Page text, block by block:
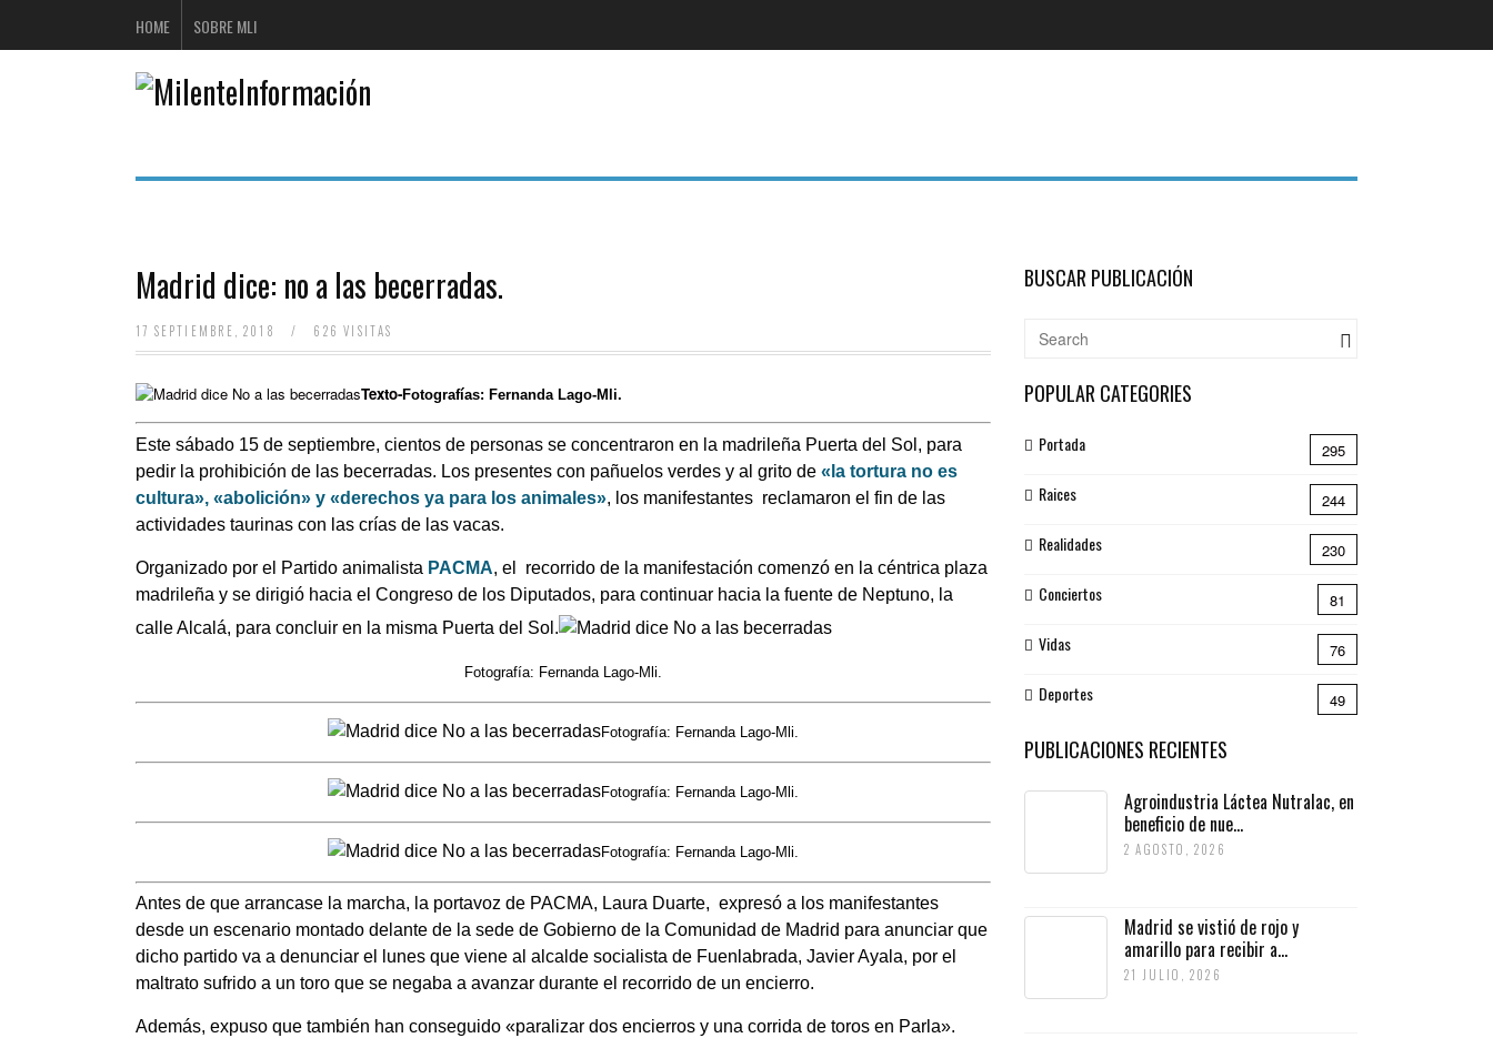
HOME SOBRE MLI
Madrid dice: no a las becerradas.
17 SEPTIEMBRE, 2018 / 626 VISITAS
Texto-Fotografías: Fernanda Lago-Mli.
Este sábado 15 de septiembre, cientos de personas se concentraron en la madrileña Puerta del Sol, para
pedir la prohibición de las becerradas. Los presentes con pañuelos verdes y al grito de «la tortura no es
cultura», «abolición» y «derechos ya para los animales», los manifestantes reclamaron el fin de las
actividades taurinas con las crías de las vacas.
Organizado por el Partido animalista PACMA, el
recorrido de la manifestación comenzó en la céntrica plaza
madrileña y se dirigió hacia el Congreso de los Diputados, para continuar hacia la fuente de Neptuno, la
calle Alcalá, para concluir en la misma Puerta del Sol.
Fotografía: Fernanda Lago-Mli.
Fotografía: Fernanda Lago-Mli.
Fotografía: Fernanda Lago-Mli.
Fotografía: Fernanda Lago-Mli.
Antes de que arrancase la marcha, la portavoz de PACMA, Laura Duarte, expresó a los manifestantes
desde un escenario montado delante de la sede de Gobierno de la Comunidad de Madrid para anunciar que
dicho partido va a denunciar el lunes que viene al alcalde socialista de Fuenlabrada, Javier Ayala, por el
maltrato sufrido a un toro que se negaba a avanzar durante el recorrido de un encierro.
Además, expuso que también han conseguido «paralizar dos encierros y una corrida de toros en Parla».
BUSCAR PUBLICACIÓN
POPULAR CATEGORIES
Portada 295
Raices 244
Realidades 230
Conciertos 81
Vidas 76
Deportes 49
PUBLICACIONES RECIENTES
Agroindustria Láctea Nutralac, en
beneficio de nue...
2 AGOSTO, 2026
Madrid se vistió de rojo y
amarillo para recibir a...
21 JULIO, 2026